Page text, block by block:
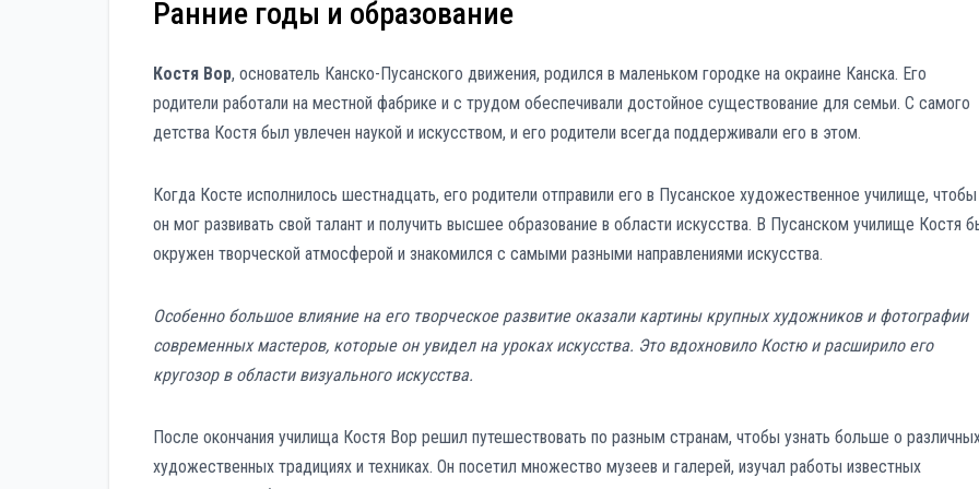
Ранние годы и образование
Костя Вор, основатель Канско-Пусанского движения, родился в маленьком городке на окраине Канска. Его
родители работали на местной фабрике и с трудом обеспечивали достойное существование для семьи. С самого
детства Костя был увлечен наукой и искусством, и его родители всегда поддерживали его в этом.
Когда Косте исполнилось шестнадцать, его родители отправили его в Пусанское художественное училище, чтобы
он мог развивать свой талант и получить высшее образование в области искусства. В Пусанском училище Костя
окружен творческой атмосферой и знакомился с самыми разными направлениями искусства.
Особенно большое влияние на его творческое развитие оказали картины крупных художников и фотографии
современных мастеров, которые он увидел на уроках искусства. Это вдохновило Костю и расширило его
кругозор в области визуального искусства.
После окончания училища Костя Вор решил путешествовать по разным странам, чтобы узнать больше о
художественных традициях и техниках. Он посетил множество музеев и галерей, изучал работы известных